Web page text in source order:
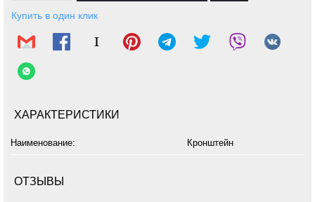
Купить в один клик
ХАРАКТЕРИСТИКИ
Наименование: Кронштейн
ОТЗЫВЫ